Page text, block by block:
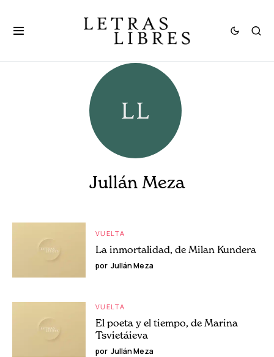
Jullán Meza
VUELTA
La inmortalidad, de Milan Kundera
por Jullán Meza
VUELTA
El poeta y el tiempo, de Marina
Tsvietáieva
por Jullán Meza